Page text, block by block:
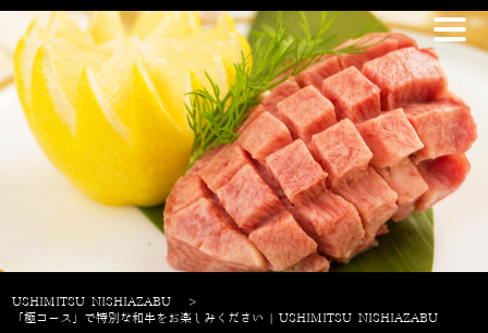
USHIMITSU NISHIAZABU
>
「極コース」で特別な和牛をお楽しみください | USHIMITSU NISHIAZABU